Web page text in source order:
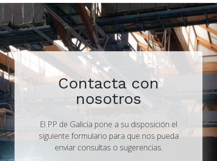
Contacta con
nosotros
El PP de Galicia pone a su disposición el
siguiente formulario para que nos pueda
enviar consultas o sugerencias.